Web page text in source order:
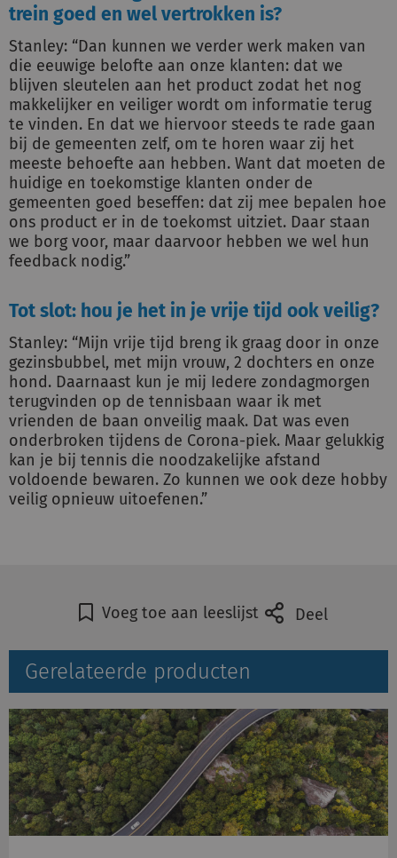
trein goed en wel vertrokken is?
Stanley: “Dan kunnen we verder werk maken van
die eeuwige belofte aan onze klanten: dat we
blijven sleutelen aan het product zodat het nog
makkelijker en veiliger wordt om informatie terug
te vinden. En dat we hiervoor steeds te rade gaan
bij de gemeenten zelf, om te horen waar zij het
meeste behoefte aan hebben. Want dat moeten de
huidige en toekomstige klanten onder de
gemeenten goed beseffen: dat zij mee bepalen hoe
ons product er in de toekomst uitziet. Daar staan
we borg voor, maar daarvoor hebben we wel hun
feedback nodig.”
Tot slot: hou je het in je vrije tijd ook veilig?
Stanley: “Mijn vrije tijd breng ik graag door in onze
gezinsbubbel, met mijn vrouw, 2 dochters en onze
hond. Daarnaast kun je mij Iedere zondagmorgen
terugvinden op de tennisbaan waar ik met
vrienden de baan onveilig maak. Dat was even
onderbroken tijdens de Corona-piek. Maar gelukkig
kan je bij tennis die noodzakelijke afstand
voldoende bewaren. Zo kunnen we ook deze hobby
veilig opnieuw uitoefenen.”
Voeg toe aan leeslijst Deel
Gerelateerde producten